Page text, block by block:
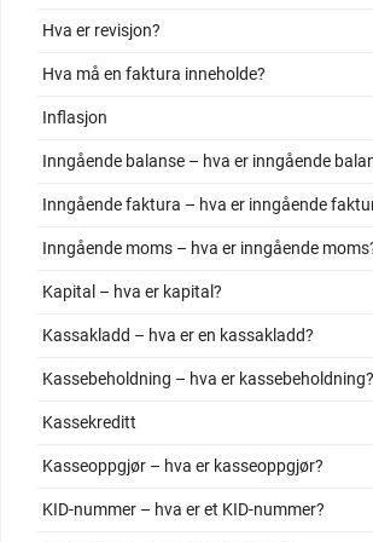
Hva er revisjon?
Hva må en faktura inneholde?
Inflasjon
Inngående balanse – hva er inngående
Inngående faktura – hva er inngående
Inngående moms – hva er inngående
Kapital – hva er kapital?
Kassakladd – hva er en kassakladd?
Kassebeholdning – hva er kassebeholdning?
Kassekreditt
Kasseoppgjør – hva er kasseoppgjør?
KID-nummer – hva er et KID-nummer?